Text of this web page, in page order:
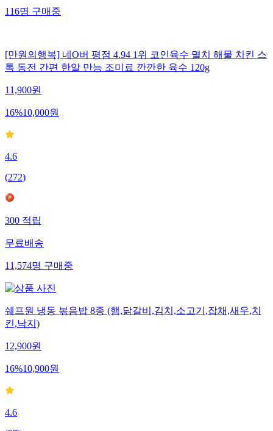
116명구매중
[만원의행복] 네O버 평점 4.94 1위 코인육수 멸치 해물 치킨 스
톡 동전 간편 한알 만능 조미료 깐깐한 육수 120g
11,900원
16%10,000원
4.6
(272)
300적립
무료배송
11,574명구매중
쉐프원 냉동 볶음밥 8종 (햄,닭갈비,김치,소고기,잡채,새우,치
킨,낙지)
12,900원
16%10,900원
4.6